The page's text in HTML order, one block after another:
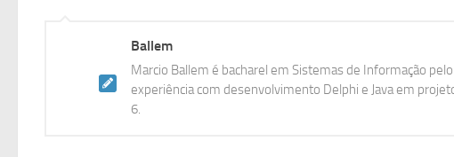
Ballem
Marcio Ballem é bacharel em Sistemas de Informação
experiência com desenvolvimento Delphi e Java em
6.